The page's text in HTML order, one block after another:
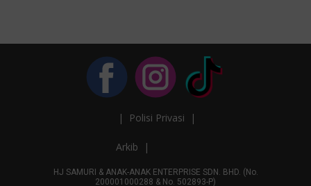
| Polisi Privasi |
Arkib |
HJ SAMURI & ANAK-ANAK ENTERPRISE SDN. BHD. ​(No.
200001000288 & No. 502893-P)